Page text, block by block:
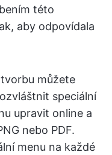
této
aby odpovídala
můžete
speciální
upravit online a
nebo PDF.
menu na každé